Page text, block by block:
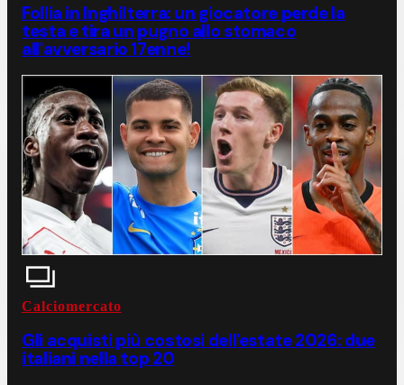
Follia in Inghilterra: un giocatore perde la
testa e tira un pugno allo stomaco
all'avversario 17enne!
Calciomercato
Gli acquisti più costosi dell'estate 2026: due
italiani nella top 20